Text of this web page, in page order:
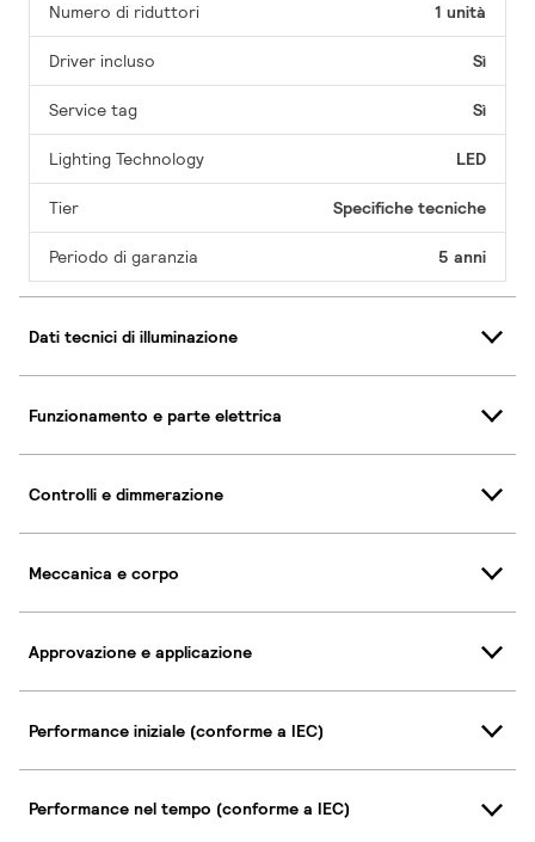
Numero di riduttori 1 unità
Driver incluso Sì
Service tag Sì
Lighting Technology LED
Tier Specifiche tecniche
Periodo di garanzia 5 anni
Dati tecnici di illuminazione
Funzionamento e parte elettrica
Controlli e dimmerazione
Meccanica e corpo
Approvazione e applicazione
Performance iniziale (conforme a IEC)
Performance nel tempo (conforme a IEC)